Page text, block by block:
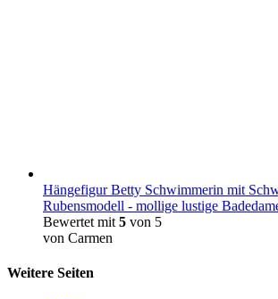
Hängefigur Betty Schwimmerin mit
Rubensmodell - mollige lustige
Bewertet mit 5 von 5
von Carmen
Weitere Seiten